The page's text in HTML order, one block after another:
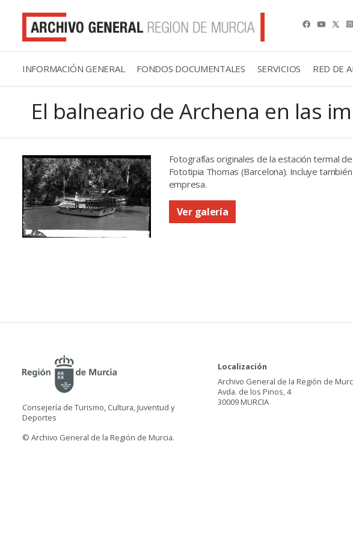
INFORMACIÓN GENERAL FONDOS DOCUMENTALES SERVICIOS RED DE
El balneario de Archena en las
Fotografías originales de la estación termal
Fototipia Thomas (Barcelona). Incluye
empresa.
Ver galería
Consejería de Turismo, Cultura, Juventud y
Deportes
© Archivo General de la Región de Murcia.
Localización
Archivo General de la Región de
Avda. de los Pinos, 4
30009 MURCIA